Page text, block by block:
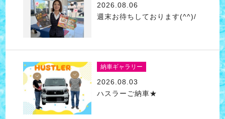
2026.08.06
週末お待ちしております(^^)/
納車ギャラリー
2026.08.03
ハスラーご納車★